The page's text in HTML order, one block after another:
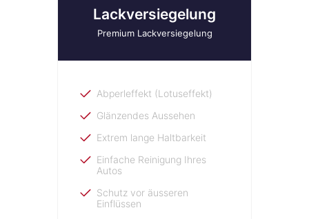
Lackversiegelung
Premium Lackversiegelung
Abperleffekt (Lotuseffekt)
Glänzendes Aussehen
Extrem lange Haltbarkeit
Einfache Reinigung Ihres
Autos
Schutz vor äusseren
Einflüssen